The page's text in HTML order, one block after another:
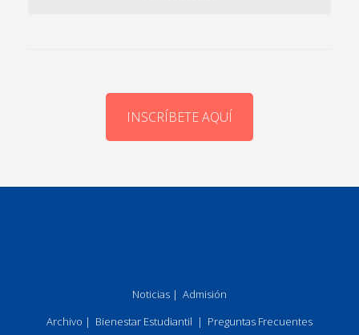
INSCRÍBETE AQUÍ
Noticias | Admisión
Archivo | Bienestar Estudiantil | Preguntas Frecuentes